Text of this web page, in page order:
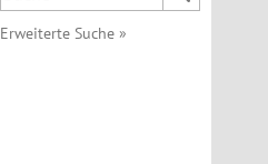
Erweiterte Suche »